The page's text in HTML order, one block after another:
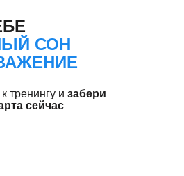
СОН
тренингу и забери
сейчас